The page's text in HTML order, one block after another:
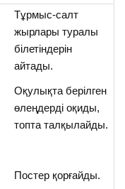
Тұрмыс-салт
жырлары туралы
білетіндерін
айтады.
Оқулықта берілген
өлеңдерді оқиды,
топта талқылайды.
Постер қорғайды.